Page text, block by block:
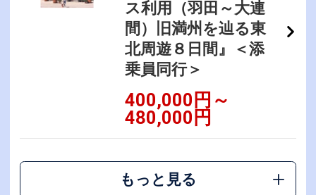
ス利用（羽田～大連
間）旧満州を辿る東
北周遊８日間』＜添
乗員同行＞
400,000円～
480,000円
もっと見る